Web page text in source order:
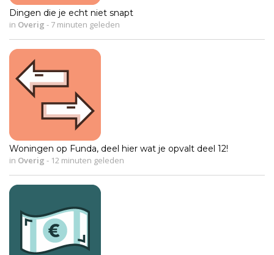
Dingen die je echt niet snapt
in Overig - 7 minuten geleden
Woningen op Funda, deel hier wat je opvalt deel 12!
in Overig - 12 minuten geleden